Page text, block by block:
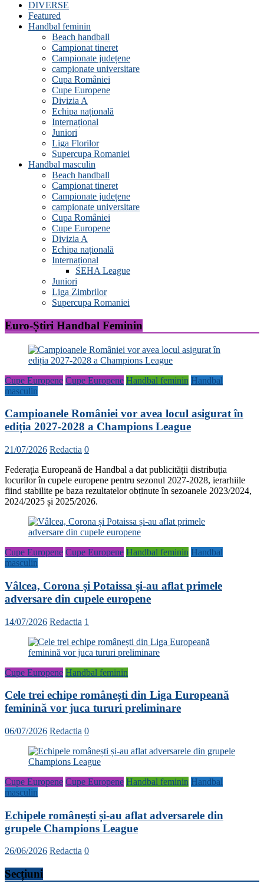
DIVERSE
Featured
Handbal feminin
Beach handball
Campionat tineret
Campionate județene
campionate universitare
Cupa României
Cupe Europene
Divizia A
Echipa națională
Internațional
Juniori
Liga Florilor
Supercupa Romaniei
Handbal masculin
Beach handball
Campionat tineret
Campionate județene
campionate universitare
Cupa României
Cupe Europene
Divizia A
Echipa națională
Internațional
SEHA League
Juniori
Liga Zimbrilor
Supercupa Romaniei
Euro-Știri Handbal Feminin
Cupe Europene Cupe Europene Handbal feminin Handbal
masculin
Campioanele României vor avea locul asigurat în
ediția 2027-2028 a Champions League
21/07/2026 Redactia 0
Federația Europeană de Handbal a dat publicității distribuția
locurilor în cupele europene pentru sezonul 2027-2028, ierarhiile
fiind stabilite pe baza rezultatelor obținute în sezoanele 2023/2024,
2024/2025 și 2025/2026.
Cupe Europene Cupe Europene Handbal feminin Handbal
masculin
Vâlcea, Corona și Potaissa și-au aflat primele
adversare din cupele europene
14/07/2026 Redactia 1
Cupe Europene Handbal feminin
Cele trei echipe românești din Liga Europeană
feminină vor juca tururi preliminare
06/07/2026 Redactia 0
Cupe Europene Cupe Europene Handbal feminin Handbal
masculin
Echipele românești și-au aflat adversarele din
grupele Champions League
26/06/2026 Redactia 0
Secțiuni